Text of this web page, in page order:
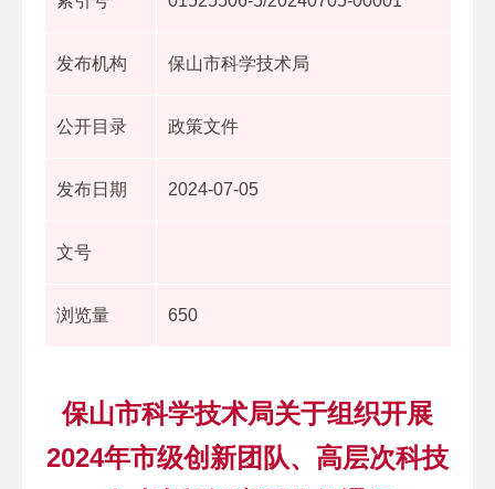
发布机构 保山市科学技术局
公开目录 政策文件
发布日期 2024-07-05
文号
浏览量 650
保山市科学技术局关于组织开展
2024年市级创新团队、高层次科技